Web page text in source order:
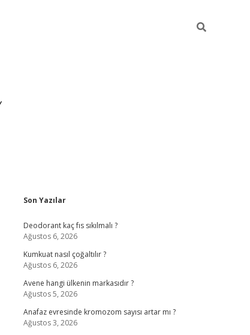
Sidebar
Son Yazılar
Deodorant kaç fıs sıkılmalı ?
Ağustos 6, 2026
Kumkuat nasıl çoğaltılır ?
Ağustos 6, 2026
Avene hangi ülkenin markasıdır ?
Ağustos 5, 2026
Anafaz evresinde kromozom sayısı artar mı ?
Ağustos 3, 2026